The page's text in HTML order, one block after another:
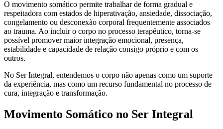
O movimento somático permite trabalhar de forma gradual e
respeitadora com estados de hiperativação, ansiedade, dissociação,
congelamento ou desconexão corporal frequentemente associados
ao trauma. Ao incluir o corpo no processo terapêutico, torna-se
possível promover maior integração emocional, presença,
estabilidade e capacidade de relação consigo próprio e com os
outros.
No Ser Integral, entendemos o corpo não apenas como um suporte
da experiência, mas como um recurso fundamental no processo de
cura, integração e transformação.
Movimento Somático no Ser Integral